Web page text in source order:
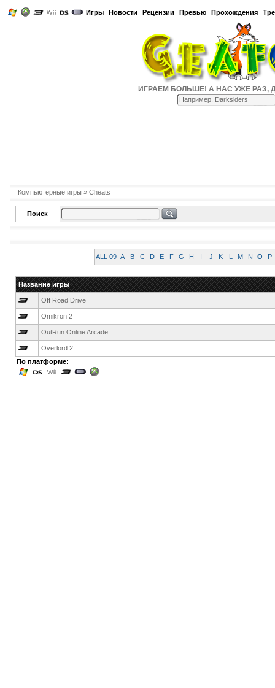
Игры Новости Рецензии Превью Прохождения
ИГРАЕМ БОЛЬШЕ! А НАС УЖЕ РАЗ,
Компьютерные игры » Cheats
Поиск
ALL 09 A B C D E F G H I J K L M N O P
Название игры
Off Road Drive
Omikron 2
OutRun Online Arcade
Overlord 2
По платформе: